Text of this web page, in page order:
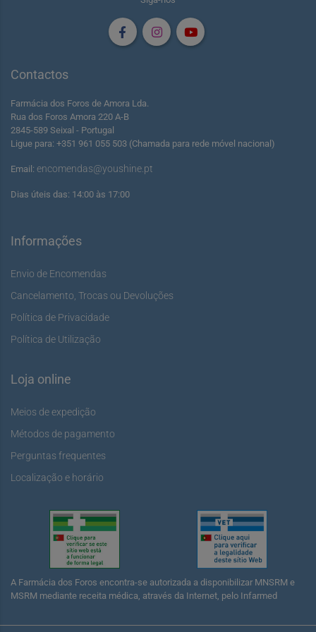
Contactos
Farmácia dos Foros de Amora Lda.
Rua dos Foros Amora 220 A-B
2845-589 Seixal - Portugal
Ligue para: +351 961 055 503 (Chamada para rede móvel nacional)
Email: encomendas@youshine.pt
Dias úteis das: 14:00 às 17:00
Informações
Envio de Encomendas
Cancelamento, Trocas ou Devoluções
Política de Privacidade
Política de Utilização
Loja online
Meios de expedição
Métodos de pagamento
Perguntas frequentes
Localização e horário
A Farmácia dos Foros encontra-se autorizada a disponibilizar MNSRM e
MSRM mediante receita médica, através da Internet, pelo Infarmed